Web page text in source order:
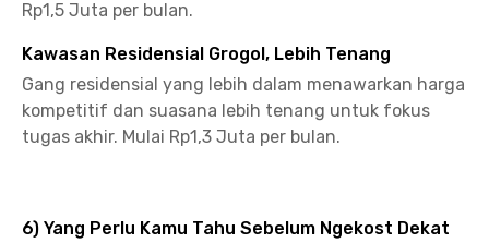
Rp1,5 Juta per bulan.
Kawasan Residensial Grogol, Lebih Tenang
Gang residensial yang lebih dalam menawarkan harga
kompetitif dan suasana lebih tenang untuk fokus
tugas akhir. Mulai Rp1,3 Juta per bulan.
6) Yang Perlu Kamu Tahu Sebelum Ngekost Dekat